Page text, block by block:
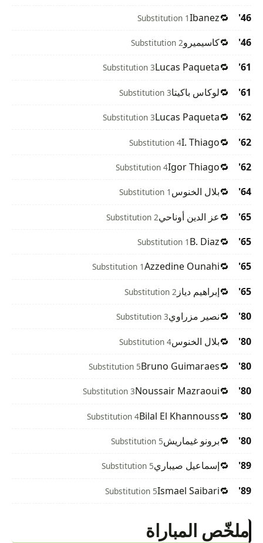
46'
🔁
Ibanez
Substitution 1
46'
🔁كاسيميروSubstitution 2
61'
🔁
Lucas Paqueta
Substitution 3
61'
🔁لوكاس باكيتاSubstitution 3
62'
🔁
Lucas Paqueta
Substitution 3
62'
🔁
I. Thiago
Substitution 4
62'
🔁
Igor Thiago
Substitution 4
64'
🔁بلال الخنوس Substitution 1
65'
🔁عز الدين أوناحيSubstitution 2
65'
🔁
B. Diaz
Substitution 1
65'
🔁
Azzedine Ounahi
Substitution 1
65'
🔁إبراهيم دياز Substitution 2
80'
🔁نصير مزراويSubstitution 3
80'
🔁بلال الخنوسSubstitution 4
80'
🔁
Bruno Guimaraes
Substitution 5
80'
🔁
Noussair Mazraoui
Substitution 3
80'
🔁
Bilal El Khannouss
Substitution 4
80'
🔁برونو غيماريشSubstitution 5
89'
🔁إسماعيل صيباريSubstitution 5
89'
🔁
Ismael Saibari
Substitution 5
ملخّص المباراة